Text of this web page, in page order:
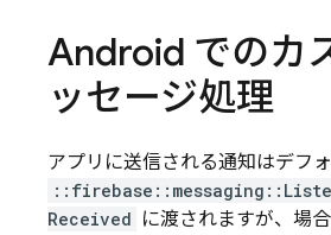
Android でのカ
ッセージ処理
アプリに送信される通知はデフ
Received に渡されますが、場